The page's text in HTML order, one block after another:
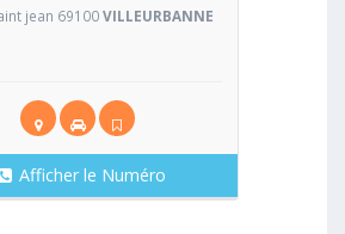
jean 69100VILLEURBANNE
Afficher le Numéro